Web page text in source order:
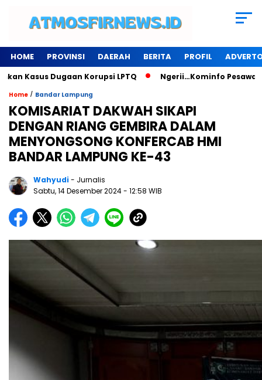
HOME PROVINSI DAERAH BERITA PROFIL
Dugaan Korupsi LPTQ Ngerii…Kominfo Pesawaran
Home / Bandar Lampung
KOMISARIAT DAKWAH SIKAPI
DENGAN RIANG GEMBIRA DALAM
MENYONGSONG KONFERCAB HMI
BANDAR LAMPUNG KE-43
Wahyudi- Jurnalis
Sabtu, 14 Desember 2024- 12:58 WIB